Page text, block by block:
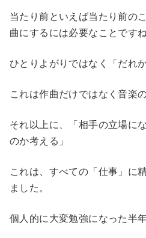
当たり前といえば当たり前の
曲にするには必要なことですね
ひとりよがりではなく「だれ
これは作曲だけではなく音楽
それ以上に、「相手の立場に
のか考える」
これは、すべての「仕事」に
ました。
個人的に大変勉強になった半